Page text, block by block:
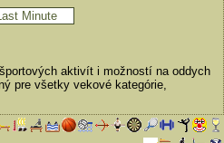
Minute
aktivít i možností na oddych
pre všetky vekové kategórie,